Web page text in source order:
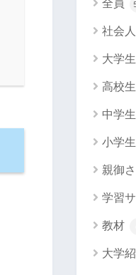
全員
社会人
大学生
高校生
中学生
小学生
親御
学習
教材
大学